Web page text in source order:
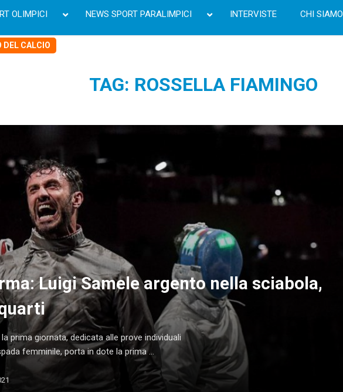
OLIMPICI NEWS SPORT PARALIMPICI INTERVISTE CHI SIAMO
DEL CALCIO
TAG: ROSSELLA FIAMINGO
Luigi Samele argento nella sciabola,
prima giornata, dedicata alle prove individuali
femminile, porta in dote la prima ...